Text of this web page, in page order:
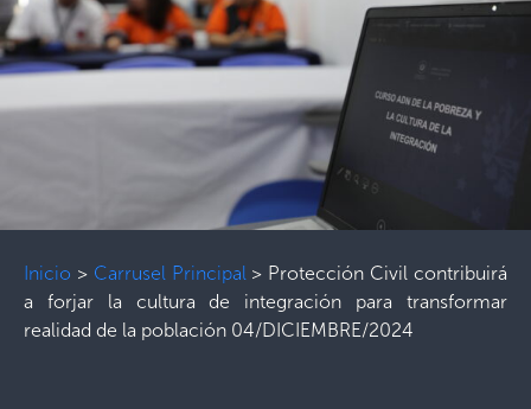
Inicio > Carrusel Principal > Protección Civil contribuirá
a forjar la cultura de integración para transformar
realidad de la población 04/DICIEMBRE/2024